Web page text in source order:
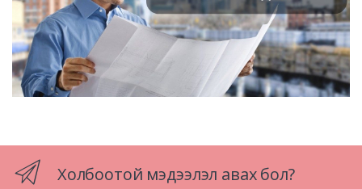
Холбоотой мэдээлэл авах бол?